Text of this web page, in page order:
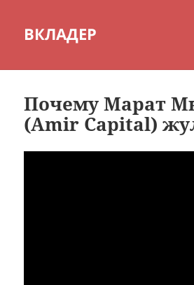
ВКЛАДЕР
Почему Марат
(Amir Capital)